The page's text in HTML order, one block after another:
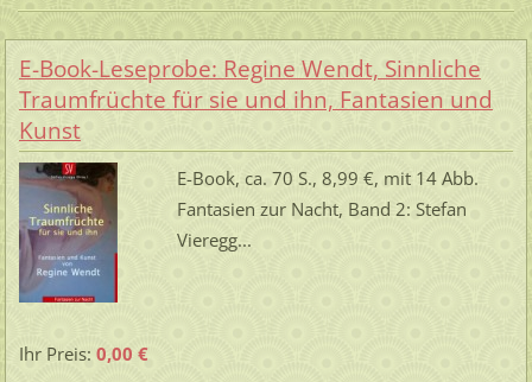
E-Book-Leseprobe: Regine Wendt, Sinnliche
Traumfrüchte für sie und ihn, Fantasien und
Kunst
E-Book, ca. 70 S., 8,99 €, mit 14 Abb.
Fantasien zur Nacht, Band 2: Stefan
Vieregg...
Ihr Preis: 0,00 €